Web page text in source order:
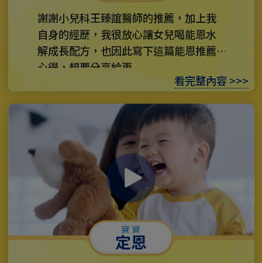
謝謝小兒科王臻誼醫師的推薦，加上我
自身的經歷，我很放心讓女兒喝能恩水
解成長配方，也因此寫下這篇能恩推薦
心得，想要分享給更...
看完整內容 >>>
定恩